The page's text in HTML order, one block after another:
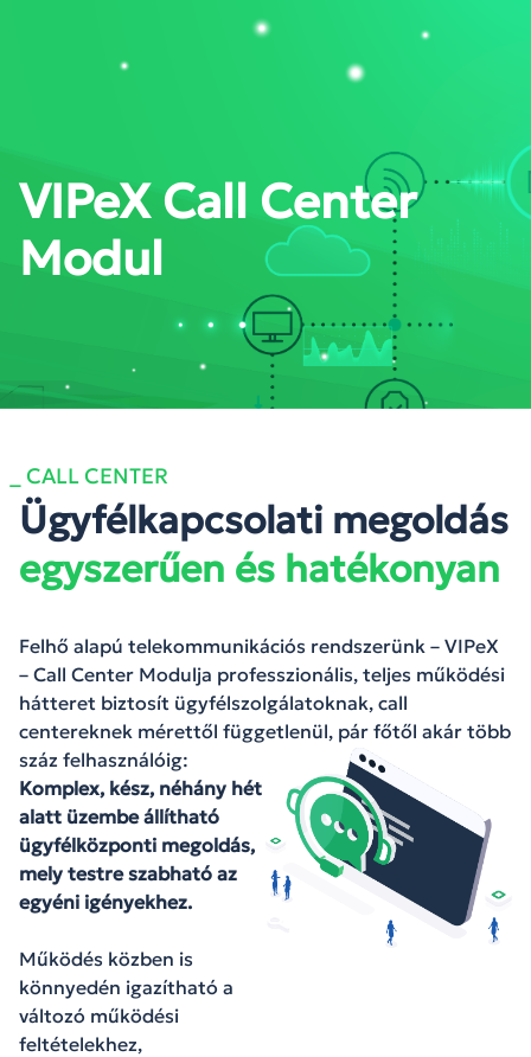
PORTÁL BELÉPÉS
VIPeX Call Center
Modul
_ CALL CENTER
Ügyfélkapcsolati megoldás
egyszerűen és hatékonyan
Felhő alapú telekommunikációs rendszerünk – VIPeX
– Call Center Modulja professzionális, teljes működési
hátteret biztosít ügyfélszolgálatoknak, call
centereknek mérettől függetlenül, pár főtől akár több
száz felhasználóig:
Komplex, kész, néhány hét
alatt üzembe állítható
ügyfélközponti megoldás,
mely testre szabható az
egyéni igényekhez.
Működés közben is
könnyedén igazítható a
változó működési
feltételekhez,